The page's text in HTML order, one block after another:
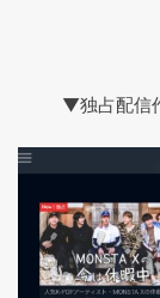
▼独占配信